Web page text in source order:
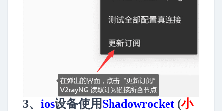
3、 ios设备使用Shadowrocket (小